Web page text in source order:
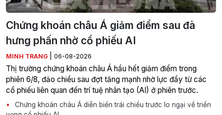
Chứng khoán châu Á giảm điểm sau đà
hưng phấn nhờ cổ phiếu AI
MINH TRANG 06-08-2026
Thị trường chứng khoán châu Á hầu hết giảm điểm trong
phiên 6/8, đảo chiều sau đợt tăng mạnh nhờ lực đẩy từ các
cổ phiếu liên quan đến trí tuệ nhân tạo (AI) ở phiên trước.
Chứng khoán châu Á diễn biến trái chiều trước lo ngại về triển